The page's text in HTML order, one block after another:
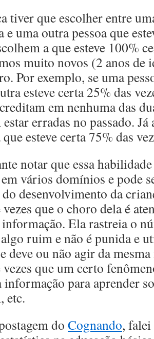
tiver que escolher entre
e uma outra pessoa que
a que esteve 100%
muito novos (2 anos de
Por exemplo, se uma
esteve certa 25% das
em nenhuma das
erradas no passado. Já
esteve certa 75% das
notar que essa
vários domínios e pode
desenvolvimento da
que o choro dela é
informação. Ela rastreia o
ruim e não é punida e
deve ou não agir da
que um certo
informação para aprender
etc.
do Cognando,